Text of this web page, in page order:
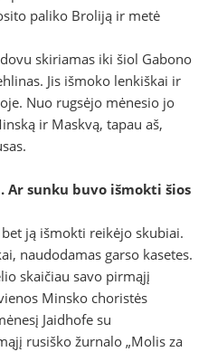
paliko Broliją ir metė
skiriamas iki šiol Gabono
Jis išmoko lenkiškai ir
Nuo rugsėjo mėnesio jo
ir Maskvą, tapau aš,
Ar sunku buvo išmokti šios
ją išmokti reikėjo skubiai.
naudodamas garso kasetes.
skaičiau savo pirmąjį
Minsko choristės
Jaidhofe su
rusiško žurnalo „Molis za